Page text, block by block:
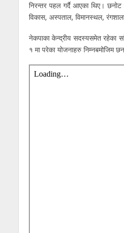
निरन्तर पहल गर्दै आएका थिए। छनोट
विकास, अस्पताल, विमानस्थल,
नेकपाका केन्द्रीय सदस्यसमेत रहेका
१ मा परेका योजनाहरु निम्नबमोजिम